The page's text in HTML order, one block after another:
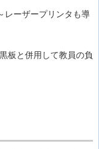
レーザープリンタも導
板と併用して教員の負